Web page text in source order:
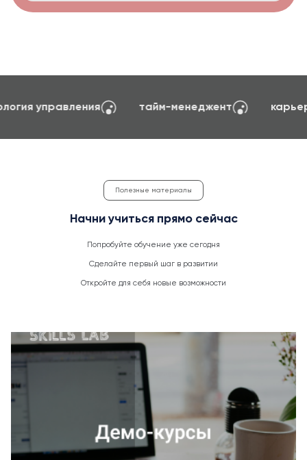
создание сайтов на TILDA психология
Полезные материалы
Начни учиться прямо сейчас
Попробуйте обучение уже сегодня
Сделайте первый шаг в развитии
Откройте для себя новые возможности